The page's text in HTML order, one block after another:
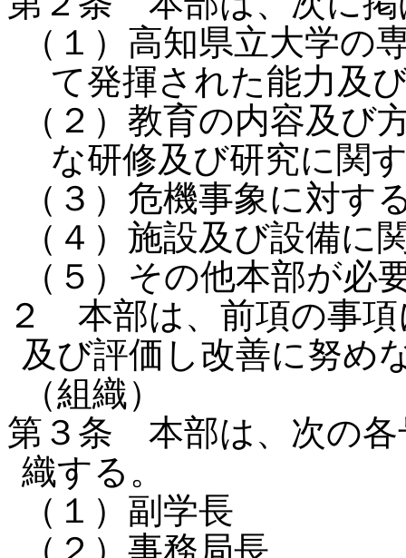
（１）高知県立大学の
て発揮された能力及
（２）教育の内容及び
な研修及び研究に関
（３）危機事象に対す
（４）施設及び設備に
（５）その他本部が必
２ 本部は、前項の事
及び評価し改善に努め
（組織）
第３条 本部は、次の各
織する。
（１）副学長
（２）事務局長